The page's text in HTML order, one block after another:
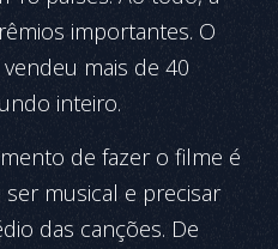
importantes. O
mais de 40
inteiro.
de fazer o filme é
musical e precisar
das canções. De